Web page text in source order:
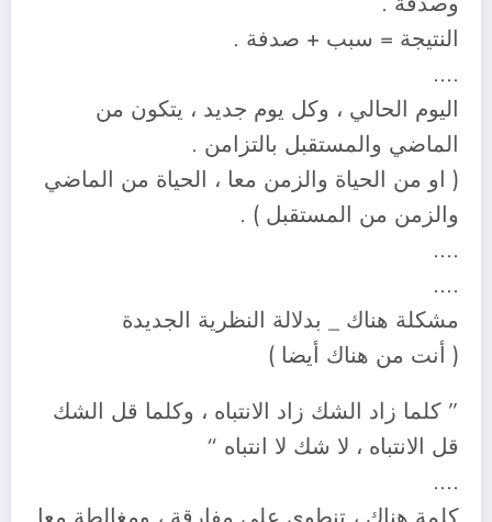
النتيجة = سبب + صدفة .
….
اليوم الحالي ، وكل يوم جديد ، يتكون من
الماضي والمستقبل بالتزامن .
( او من الحياة والزمن معا ، الحياة من الماضي
والزمن من المستقبل ) .
….
….
مشكلة هناك _ بدلالة النظرية الجديدة
( أنت من هناك أيضا )
” كلما زاد الشك زاد الانتباه ، وكلما قل الشك
قل الانتباه ، لا شك لا انتباه “
….